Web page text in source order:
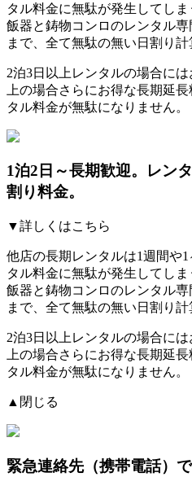
タル料金に無駄が発生してし
飯器と鋳物コンロのレンタル
まで、全て無駄の無い日割り計
2泊3日以上レンタルの場合に
上の場合さらにお得な長期延
タル料金が無駄になりません。
1泊2日～長期歓迎。レン
割り料金。
▼詳しくはこちら
他店の長期レンタルは1週間や
タル料金に無駄が発生してし
飯器と鋳物コンロのレンタル
まで、全て無駄の無い日割り計
2泊3日以上レンタルの場合に
上の場合さらにお得な長期延
タル料金が無駄になりません。
▲閉じる
緊急連絡先（携帯電話）